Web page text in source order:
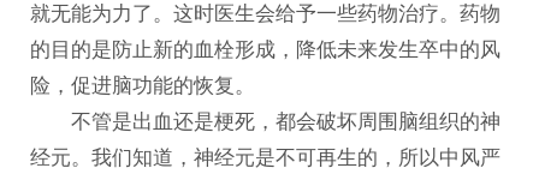
就无能为力了。这时医生会给予一些药物治疗。药物
的目的是防止新的血栓形成，降低未来发生卒中的风
险，促进脑功能的恢复。
不管是出血还是梗死，都会破坏周围脑组织的神
经元。我们知道，神经元是不可再生的，所以中风严